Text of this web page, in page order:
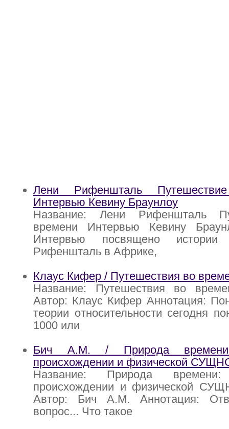
Лени Рифеншталь
Интервью Кевину Браунлоу
Название: Лени Рифеншталь
времени Интервью Кевину
Интервью посвящено
Рифеншталь в Африке,
Клаус Кифер / Путешествия во
Название: Путешествия во
Автор: Клаус Кифер Аннотация:
теории относительности сегодня
1000 или
Бич А.М. / Природа
происхождении и физической
Название: Природа
происхождении и физической
Автор: Бич А.М. Аннотация:
вопрос... Что такое